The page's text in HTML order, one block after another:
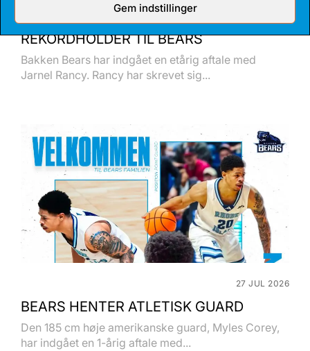
Gem indstillinger
REKORDHOLDER TIL BEARS
Bakken Bears har indgået en etårig aftale med
Jarnel Rancy. Rancy har skrevet sig...
27 JUL 2026
BEARS HENTER ATLETISK GUARD
Den 185 cm høje amerikanske guard, Myles Corey,
har indgået en 1-årig aftale med...